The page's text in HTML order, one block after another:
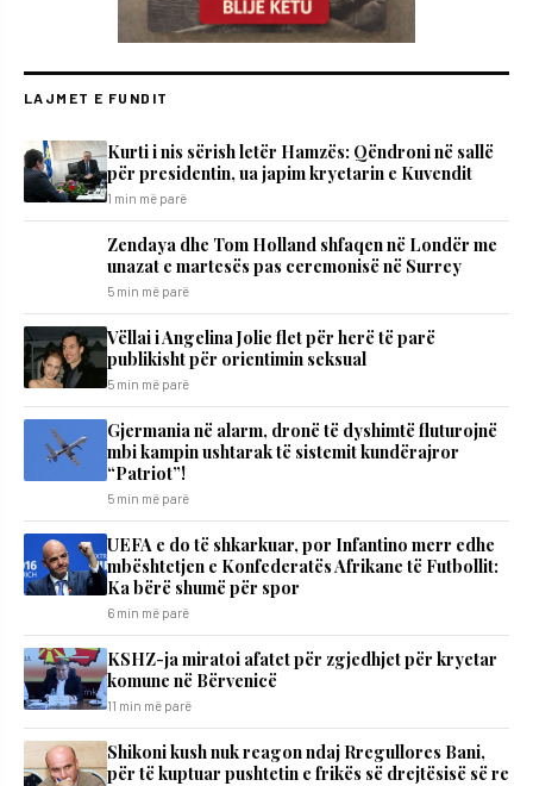
LAJMET E FUNDIT
​Kurti i nis sërish letër Hamzës: Qëndroni në sallë
për presidentin, ua japim kryetarin e Kuvendit
1 min më parë
Zendaya dhe Tom Holland shfaqen në Londër me
unazat e martesës pas ceremonisë në Surrey
5 min më parë
Vëllai i Angelina Jolie flet për herë të parë
publikisht për orientimin seksual
5 min më parë
Gjermania në alarm, dronë të dyshimtë fluturojnë
mbi kampin ushtarak të sistemit kundërajror
“Patriot”!
5 min më parë
UEFA e do të shkarkuar, por Infantino merr edhe
mbështetjen e Konfederatës Afrikane të Futbollit:
Ka bërë shumë për spor
6 min më parë
KSHZ-ja miratoi afatet për zgjedhjet për kryetar
komune në Bërvenicë
11 min më parë
Shikoni kush nuk reagon ndaj Rregullores Bani,
për të kuptuar pushtetin e frikës së drejtësisë së re